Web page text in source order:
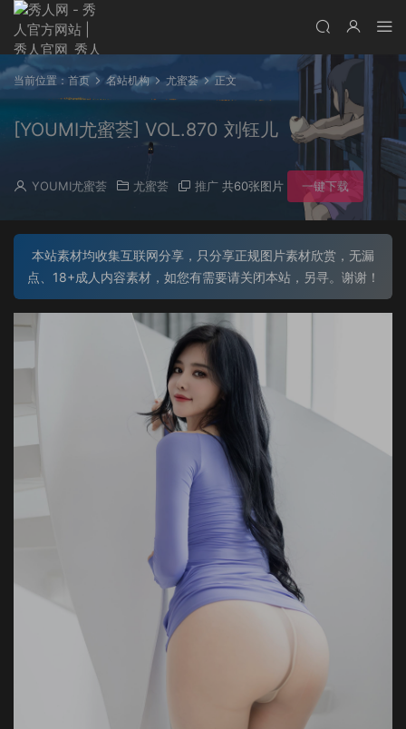
当前位置： 首页 名站机构 尤蜜荟 正文
[YOUMI尤蜜荟] VOL.870 刘钰儿
YOUMI尤蜜荟 尤蜜荟 推广 共60张图片 一键下载
本站素材均收集互联网分享，只分享正规图片素材欣赏，无漏
点、18+成人内容素材，如您有需要请关闭本站，另寻。谢谢！